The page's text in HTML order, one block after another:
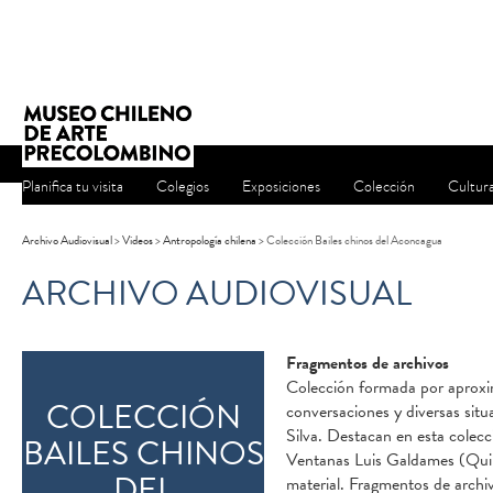
Planifica tu visita Colegios Exposiciones Colección
Archivo Audiovisual>Videos>Antropología chilena>Colección Bailes chinos del Aconcagua
ARCHIVO AUDIOVISUAL
COLECCIÓN
BAILES CHINOS
Fragmentos de archivos
Colección formada por
conversaciones y diversas
Silva. Destacan en esta
Ventanas Luis Galdames
material. Fragmentos de